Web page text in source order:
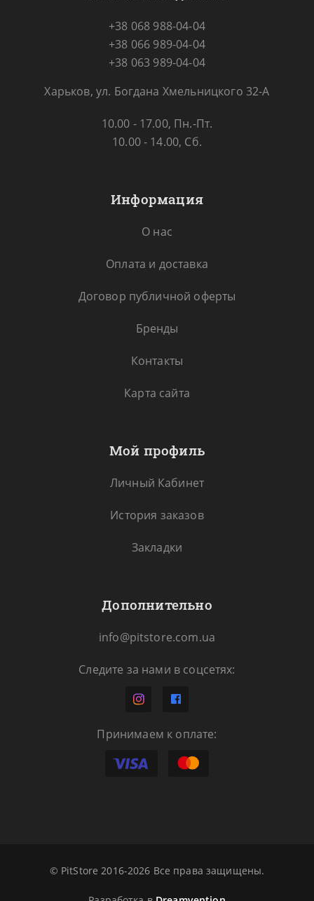
+38 068 988-04-04
+38 066 989-04-04
+38 063 989-04-04
Харьков, ул. Богдана Хмельницкого 32-А
10.00 - 17.00, Пн.-Пт.
10.00 - 14.00, Сб.
Информация
О нас
Оплата и доставка
Договор публичной оферты
Бренды
Контакты
Карта сайта
Мой профиль
Личный Кабинет
История заказов
Закладки
Дополнительно
info@pitstore.com.ua
Следите за нами в соцсетях:
Принимаем к оплате:
© PitStore 2016-2026 Все права защищены.